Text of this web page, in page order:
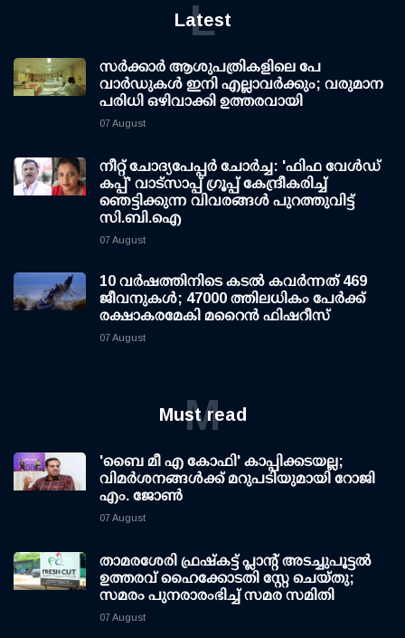
Latest
L
സര്‍ക്കാര്‍ ആശുപത്രികളിലെ പേ
വാര്‍ഡുകള്‍ ഇനി എല്ലാവര്‍ക്കും; വരുമാന
പരിധി ഒഴിവാക്കി ഉത്തരവായി
07 August
നീറ്റ് ചോദ്യപേപ്പര്‍ ചോര്‍ച്ച: 'ഫിഫ വേള്‍ഡ്
കപ്പ്' വാട്സാപ്പ് ഗ്രൂപ്പ് കേന്ദ്രീകരിച്ച്
ഞെട്ടിക്കുന്ന വിവരങ്ങള്‍ പുറത്തുവിട്ട്
സി.ബി.ഐ
07 August
10 വര്‍ഷത്തിനിടെ കടല്‍ കവര്‍ന്നത് 469
ജീവനുകള്‍; 47000 ത്തിലധികം പേര്‍ക്ക്
രക്ഷാകരമേകി മറൈന്‍ ഫിഷറീസ്
07 August
Must read
M
'ബൈ മീ എ കോഫി' കാപ്പിക്കടയല്ല;
വിമര്‍ശനങ്ങള്‍ക്ക് മറുപടിയുമായി റോജി
എം. ജോണ്‍
07 August
താമരശേരി ഫ്രഷ്കട്ട് പ്ലാന്റ് അടച്ചുപൂട്ടൽ
ഉത്തരവ് ഹൈക്കോടതി സ്റ്റേ ചെയ്തു;
സമരം പുനരാരംഭിച്ച് സമര സമിതി
07 August